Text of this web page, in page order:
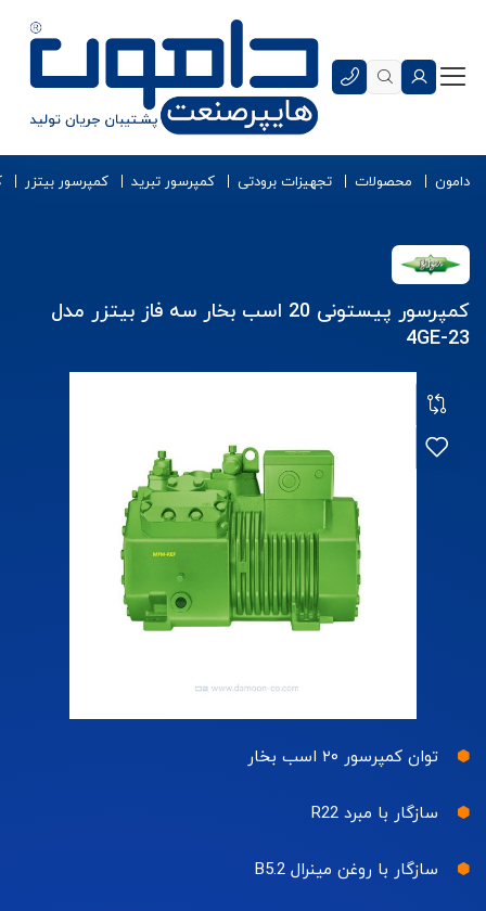
دامون محصولات تجهیزات برودتی کمپرسور تبرید کمپرسور بیتزر
کمپرسور پیستونی 20 اسب بخار سه فاز بیتزر مدل
4GE-23
توان کمپرسور ۲۰ اسب بخار
سازگار با مبرد R22
سازگار با روغن مینرال B5.2